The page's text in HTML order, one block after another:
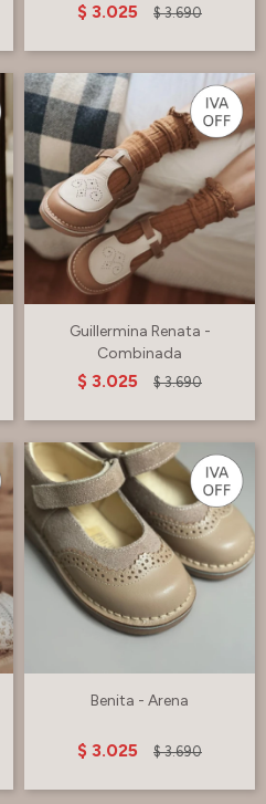
$ 3.025 $ 3.690
Guillermina Renata -
Combinada
$ 3.025 $ 3.690
Benita - Arena
$ 3.025 $ 3.690